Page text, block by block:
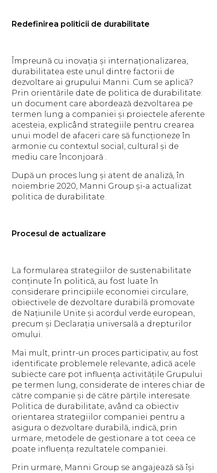
Redefinirea politicii de durabilitate
Împreună cu inovația și internaționalizarea,
durabilitatea este unul dintre factorii de
dezvoltare ai grupului Manni. Cum se aplică?
Prin orientările date de politica de durabilitate:
un document care abordează dezvoltarea pe
termen lung a companiei și proiectele aferente
acesteia, explicând strategiile pentru crearea
unui model de afaceri care să funcționeze în
armonie cu contextul social, cultural și de
mediu care înconjoară .
După un proces lung și atent de analiză, în
noiembrie 2020, Manni Group și-a actualizat
politica de durabilitate.
Procesul de actualizare
La formularea strategiilor de sustenabilitate
conținute în politică, au fost luate în
considerare principiile economiei circulare,
obiectivele de dezvoltare durabilă promovate
de Națiunile Unite și acordul verde european,
precum și Declarația universală a drepturilor
omului.
Mai mult, printr-un proces participativ, au fost
identificate problemele relevante, adică acele
subiecte care pot influența activitățile Grupului
pe termen lung, considerate de interes chiar de
către companie și de către părțile interesate.
Politica de durabilitate, având ca obiectiv
orientarea strategiilor companiei pentru a
asigura o dezvoltare durabilă, indică, prin
urmare, metodele de gestionare a tot ceea ce
poate influența rezultatele companiei.
Prin urmare, Manni Group se angajează să își